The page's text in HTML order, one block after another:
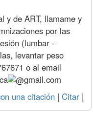
418
378 2640
368 2732
66243 390206
469 2284
364
354 2627
y de ART, llamame y
por las
(lumbar -
levantar peso
o al email
gmail.com
una citación | Citar |